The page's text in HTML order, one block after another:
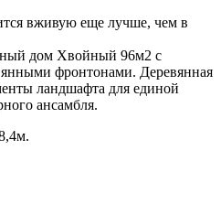
вживую еще лучше, чем в
дом Хвойный 96м2 с
фронтонами. Деревянная
ландшафта для единой
ансамбля.